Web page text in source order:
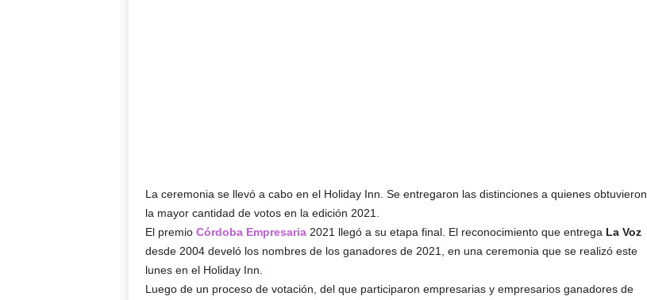
La ceremonia se llevó a cabo en el Holiday Inn. Se entregaron las distinciones a quienes obtuvieron
la mayor cantidad de votos en la edición 2021.
El premio Córdoba Empresaria 2021 llegó a su etapa final. El reconocimiento que entrega La Voz
desde 2004 develó los nombres de los ganadores de 2021, en una ceremonia que se realizó este
lunes en el Holiday Inn.
Luego de un proceso de votación, del que participaron empresarias y empresarios ganadores de